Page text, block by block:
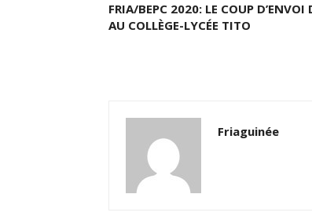
FRIA/BEPC 2020: LE COUP D’ENVOI
AU COLLÈGE-LYCÉE TITO
Friaguinée